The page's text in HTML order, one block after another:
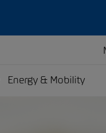
Energy & Mobility